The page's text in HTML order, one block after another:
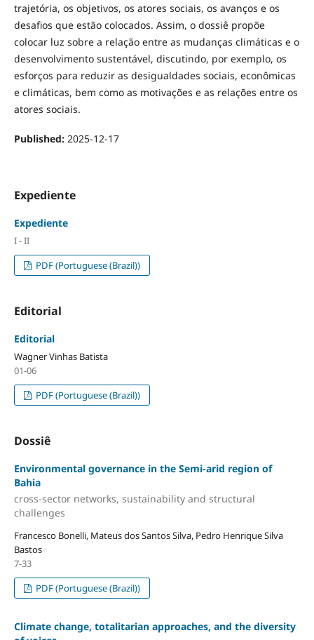
trajetória, os objetivos, os atores sociais, os avanços e os
desafios que estão colocados. Assim, o dossiê propõe
colocar luz sobre a relação entre as mudanças climáticas e o
desenvolvimento sustentável, discutindo, por exemplo, os
esforços para reduzir as desigualdades sociais, econômicas
e climáticas, bem como as motivações e as relações entre os
atores sociais.
Published: 2025-12-17
Expediente
Expediente
I - II
PDF (Portuguese (Brazil))
Editorial
Editorial
Wagner Vinhas Batista
01-06
PDF (Portuguese (Brazil))
Dossiê
Environmental governance in the Semi-arid region of
Bahia
cross-sector networks, sustainability and structural
challenges
Francesco Bonelli, Mateus dos Santos Silva, Pedro Henrique Silva
Bastos
7-33
PDF (Portuguese (Brazil))
Climate change, totalitarian approaches, and the diversity